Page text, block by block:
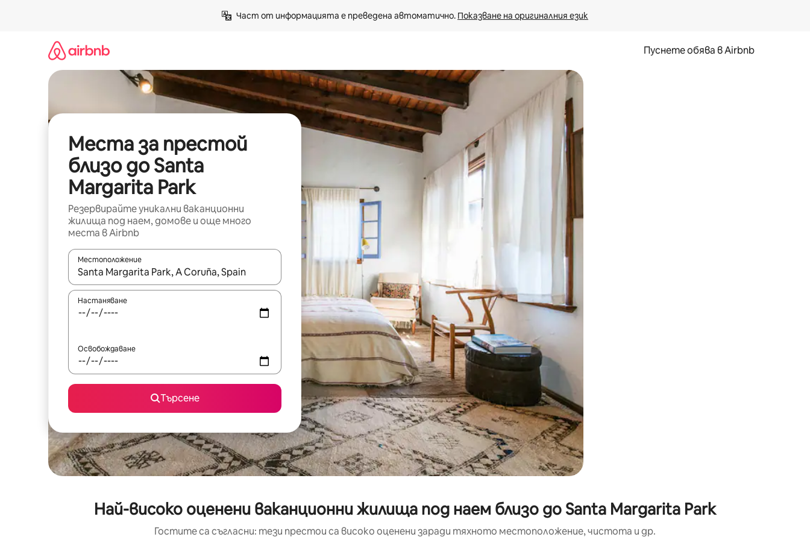
Част от информацията е преведена автоматично. Показване на оригиналния език
Пуснете обява в Airbnb
Места за престой
близо до Santa
Margarita Park
Резервирайте уникални ваканционни
жилища под наем, домове и още много
места в Airbnb
Местоположение
Когато резултатите се покажат, използвайте клавишите със стрелки нагоре и надолу или навигирайте с докосване или плъзгане.
Настаняване
Освобождаване
Търсене
Най-високо оценени ваканционни жилища под наем близо до Santa Margarita Park
Гостите са съгласни: тези престои са високо оценени заради тяхното местоположение, чистота и др.